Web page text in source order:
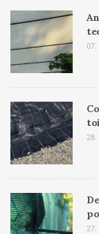
07.
28.
27.